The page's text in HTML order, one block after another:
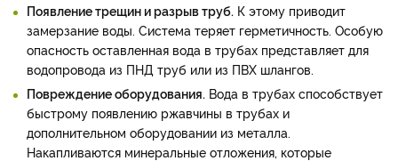
Появление трещин и разрыв труб. К этому приводит
замерзание воды. Система теряет герметичность. Особую
опасность оставленная вода в трубах представляет для
водопровода из ПНД труб или из ПВХ шлангов.
Повреждение оборудования. Вода в трубах способствует
быстрому появлению ржавчины в трубах и
дополнительном оборудовании из металла.
Накапливаются минеральные отложения, которые